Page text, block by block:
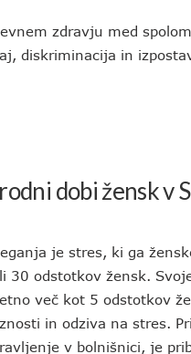
zdravju med
diskriminacija in
dobi žensk v
je stres, ki ga
30 odstotkov žensk.
več kot 5 odstotkov
in odziva na stres.
v bolnišnici, je